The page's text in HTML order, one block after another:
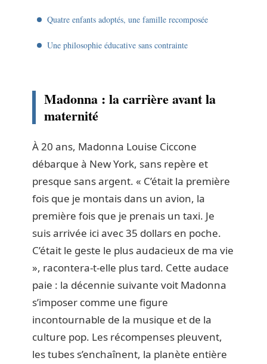
Quatre enfants adoptés, une famille recomposée
Une philosophie éducative sans contrainte
Madonna : la carrière avant la
maternité
À 20 ans, Madonna Louise Ciccone
débarque à New York, sans repère et
presque sans argent. « C’était la première
fois que je montais dans un avion, la
première fois que je prenais un taxi. Je
suis arrivée ici avec 35 dollars en poche.
C’était le geste le plus audacieux de ma vie
», racontera-t-elle plus tard. Cette audace
paie : la décennie suivante voit Madonna
s’imposer comme une figure
incontournable de la musique et de la
culture pop. Les récompenses pleuvent,
les tubes s’enchaînent, la planète entière